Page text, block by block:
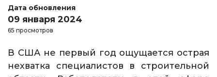
Дата обновления
09 января 2024
65 просмотров
В США не первый год ощущается острая
нехватка специалистов в строительной